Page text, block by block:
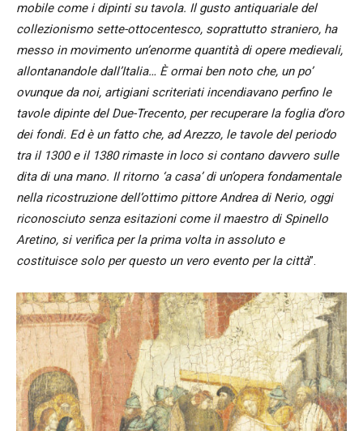
mobile come i dipinti su tavola. Il gusto antiquariale del
collezionismo sette-ottocentesco, soprattutto straniero, ha
messo in movimento un’enorme quantità di opere medievali,
allontanandole dall’Italia… È ormai ben noto che, un po’
ovunque da noi, artigiani scriteriati incendiavano perfino le
tavole dipinte del Due-Trecento, per recuperare la foglia d’oro
dei fondi. Ed è un fatto che, ad Arezzo, le tavole del periodo
tra il 1300 e il 1380 rimaste in loco si contano davvero sulle
dita di una mano. Il ritorno ‘a casa’ di un’opera fondamentale
nella ricostruzione dell’ottimo pittore Andrea di Nerio, oggi
riconosciuto senza esitazioni come il maestro di Spinello
Aretino, si verifica per la prima volta in assoluto e
costituisce solo per questo un vero evento per la città”.